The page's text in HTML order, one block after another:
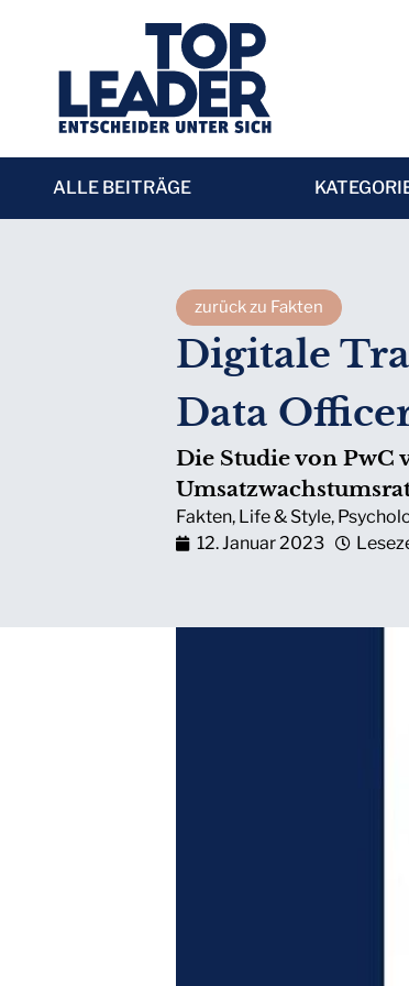
ALLE BEITRÄGE
zurück zu Fakten
Digitale
Data
Die Studie von PwC
Fakten, Life & Style,
12. Januar 2023